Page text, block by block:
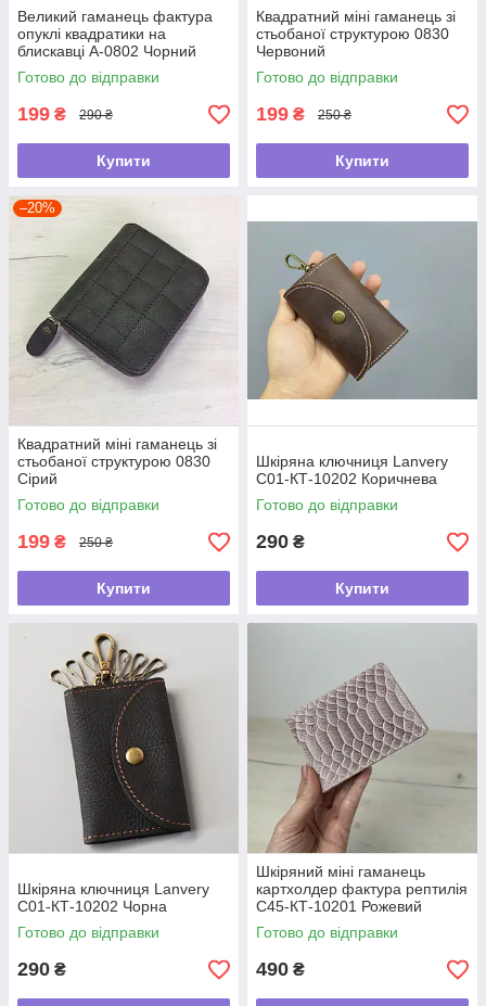
Великий гаманець фактура
опуклі квадратики на
блискавці А-0802 Чорний
Готово до відправки
199 ₴ 290 ₴
Купити
Квадратний міні гаманець зі
стьобаної структурою 0830
Червоний
Готово до відправки
199 ₴ 250 ₴
Купити
–20%
Квадратний міні гаманець зі
стьобаної структурою 0830
Сірий
Готово до відправки
199 ₴ 250 ₴
Купити
Шкіряна ключниця Lanvery
С01-КТ-10202 Коричнева
Готово до відправки
290 ₴
Купити
Шкіряна ключниця Lanvery
С01-КТ-10202 Чорна
Готово до відправки
290 ₴
Шкіряний міні гаманець
картхолдер фактура рептилія
С45-КТ-10201 Рожевий
Готово до відправки
490 ₴